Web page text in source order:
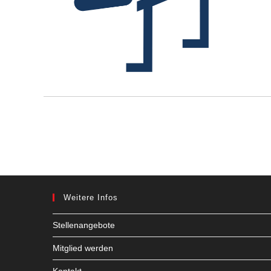
Weitere Infos
Stellenangebote
Mitglied werden